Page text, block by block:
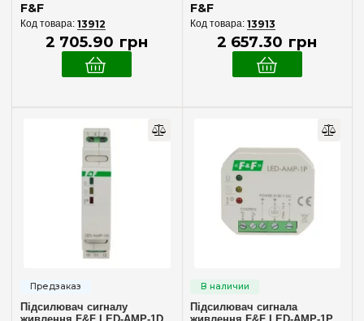
F&F
13912
2 705.90 грн
F&F
13913
2 657.30 грн
Підсилювач сигналу
Підсилювач сигнала